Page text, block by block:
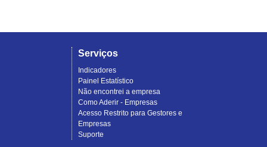
Serviços
Indicadores
Painel Estatístico
Não encontrei a empresa
Como Aderir - Empresas
Acesso Restrito para Gestores e
Empresas
Suporte